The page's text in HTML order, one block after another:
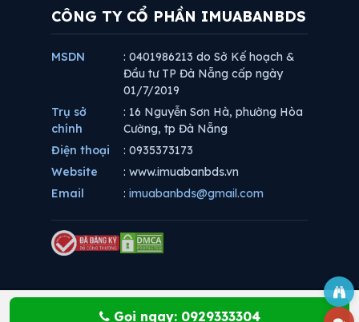
Gọi ngay: 0929333304
CÔNG TY CỔ PHẦN IMUABANBDS
MSDN
: 0401986213 do Sở Kế hoạch &
Đầu tư TP Đà Nẵng cấp ngày
01/7/2019
Trụ sở
chính
: 16 Nguyễn Sơn Hà, phường Hòa
Cường, tp Đà Nẵng
Điện thoại
: 0935373173
Website
: www.imuabanbds.vn
Email
: imuabanbds@gmail.com